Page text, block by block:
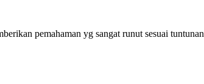
pemahaman yg sangat runut sesuai tuntunan